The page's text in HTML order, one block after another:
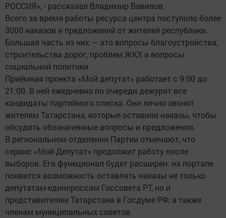
РОССИЯ», - рассказал Владимир Вавилов.
Всего за время работы ресурса центра поступило более
3000 наказов и предложений от жителей республики.
Большая часть из них — это вопросы благоустройства,
строительства дорог, проблем ЖКХ и вопросы
социальной политики.
Приёмная проекта «Мой депутат» работает с 9:00 до
21:00. В ней ежедневно по очереди дежурят все
кандидаты партийного списка. Они лично звонят
жителям Татарстана, которые оставили наказы, чтобы
обсудить обозначенные вопросы и предложения.
В региональном отделении Партии отмечают, что
сервис «Мой Депутат» продолжит работу после
выборов. Его функционал будет расширен: на портале
появится возможность оставлять наказы не только
депутатам-единороссам Госсовета РТ, но и
представителям Татарстана в Госдуме РФ, а также
членам муниципальных советов.